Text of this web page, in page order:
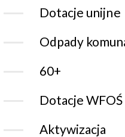
Dotacje unijne
Odpady
60+
Dotacje WFOŚ
Aktywizacja